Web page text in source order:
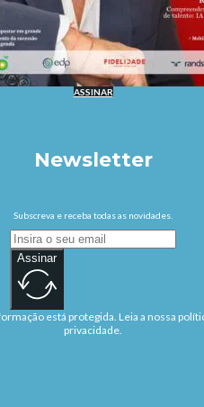
ASSINAR
Newsletter
Subscreva e receba todas as novidades.
Assinar
está protegida. Leia a nossa
privacidade.